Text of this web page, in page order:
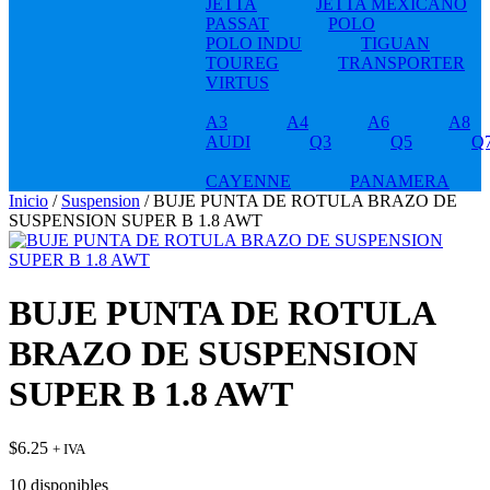
JETTA
JETTA MEXICANO
PASSAT
POLO
POLO INDU
TIGUAN
TOUREG
TRANSPORTER
VIRTUS
A3 A4 A6
A8
AUDI
Q3 Q5
CAYENNE
PANAMERA
Inicio / Suspension / BUJE PUNTA DE ROTULA BRAZO DE
SUSPENSION SUPER B 1.8 AWT
BUJE PUNTA DE ROTULA
BRAZO DE SUSPENSION
SUPER B 1.8 AWT
$6.25 + IVA
10 disponibles